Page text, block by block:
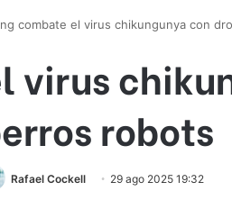
combate el virus chikungunya con
virus
robots
Rafael Cockell 29 ago 2025 19:32